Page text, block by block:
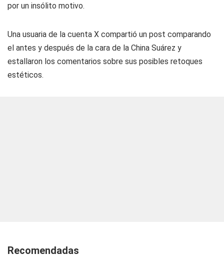
por un insólito motivo.
Una usuaria de la cuenta X compartió un post comparando
el antes y después de la cara de la China Suárez y
estallaron los comentarios sobre sus posibles retoques
estéticos.
Recomendadas